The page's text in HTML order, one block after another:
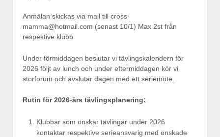
Anmälan skickas via mail till cross-
mamma@hotmail.com (senast 10/1) Max 2st från
respektive klubb.
Under förmiddagen beslutar vi tävlingskalendern för
2026 följt av lunch och under eftermiddagen kör vi
storforum och avslutar dagen med ett seriemöte.
Rutin för 2026-års tävlingsplanering:
Klubbar som önskar tävlingar under 2026
kontaktar respektive serieansvarig med önskade